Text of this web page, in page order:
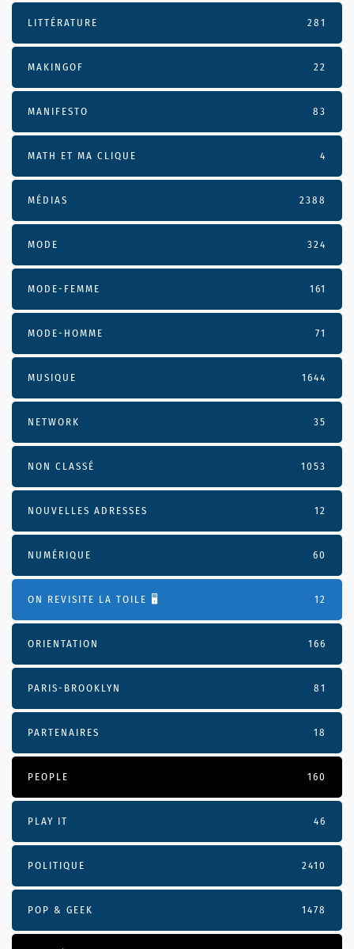
LITTÉRATURE 281
MAKINGOF 22
MANIFESTO 83
MATH ET MA CLIQUE 4
MÉDIAS 2388
MODE 324
MODE-FEMME 161
MODE-HOMME 71
MUSIQUE 1644
NETWORK 35
NON CLASSÉ 1053
NOUVELLES ADRESSES 12
NUMÉRIQUE 60
ON REVISITE LA TOILE 🖥️ 12
ORIENTATION 166
PARIS-BROOKLYN 81
PARTENAIRES 18
PEOPLE 160
PLAY IT 46
POLITIQUE 2410
POP & GEEK 1478